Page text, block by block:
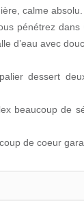
calme absolu.
pénétrez
d’eau avec
dessert
beaucoup de
de coeur